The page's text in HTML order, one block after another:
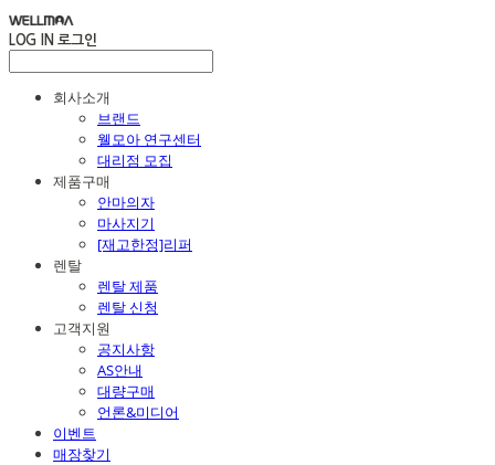
LOG IN 로그인
회사소개
브랜드
웰모아 연구센터
대리점 모집
제품구매
안마의자
마사지기
[재고한정]리퍼
렌탈
렌탈 제품
렌탈 신청
고객지원
공지사항
AS안내
대량구매
언론&미디어
이벤트
매장찾기